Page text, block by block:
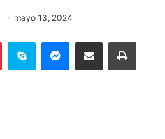
mayo 13, 2024
PinterestSkype MessengerCompartir por correo electrónicoImprimir